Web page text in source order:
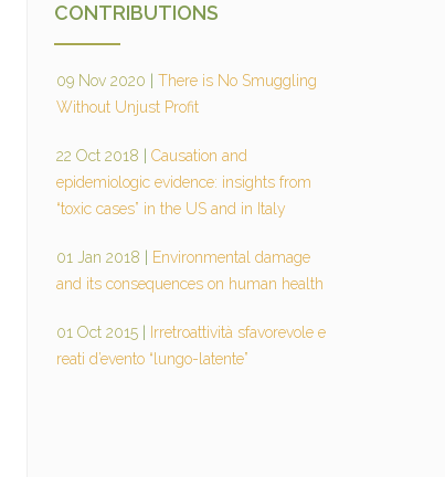
CONTRIBUTIONS
09 Nov 2020
There is No Smuggling
Without Unjust Profit
22 Oct 2018
Causation and
epidemiologic evidence: insights from
“toxic cases” in the US and in Italy
01 Jan 2018
Environmental damage
and its consequences on human health
01 Oct 2015
Irretroattività sfavorevole e
reati d’evento “lungo-latente”